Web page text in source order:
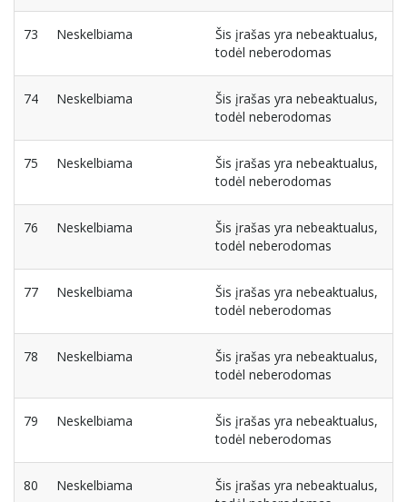
73 Neskelbiama
Šis įrašas yra nebeaktualus,
todėl neberodomas
74 Neskelbiama
Šis įrašas yra nebeaktualus,
todėl neberodomas
75 Neskelbiama
Šis įrašas yra nebeaktualus,
todėl neberodomas
76 Neskelbiama
Šis įrašas yra nebeaktualus,
todėl neberodomas
77 Neskelbiama
Šis įrašas yra nebeaktualus,
todėl neberodomas
78 Neskelbiama
Šis įrašas yra nebeaktualus,
todėl neberodomas
79 Neskelbiama
Šis įrašas yra nebeaktualus,
todėl neberodomas
80 Neskelbiama
Šis įrašas yra nebeaktualus,